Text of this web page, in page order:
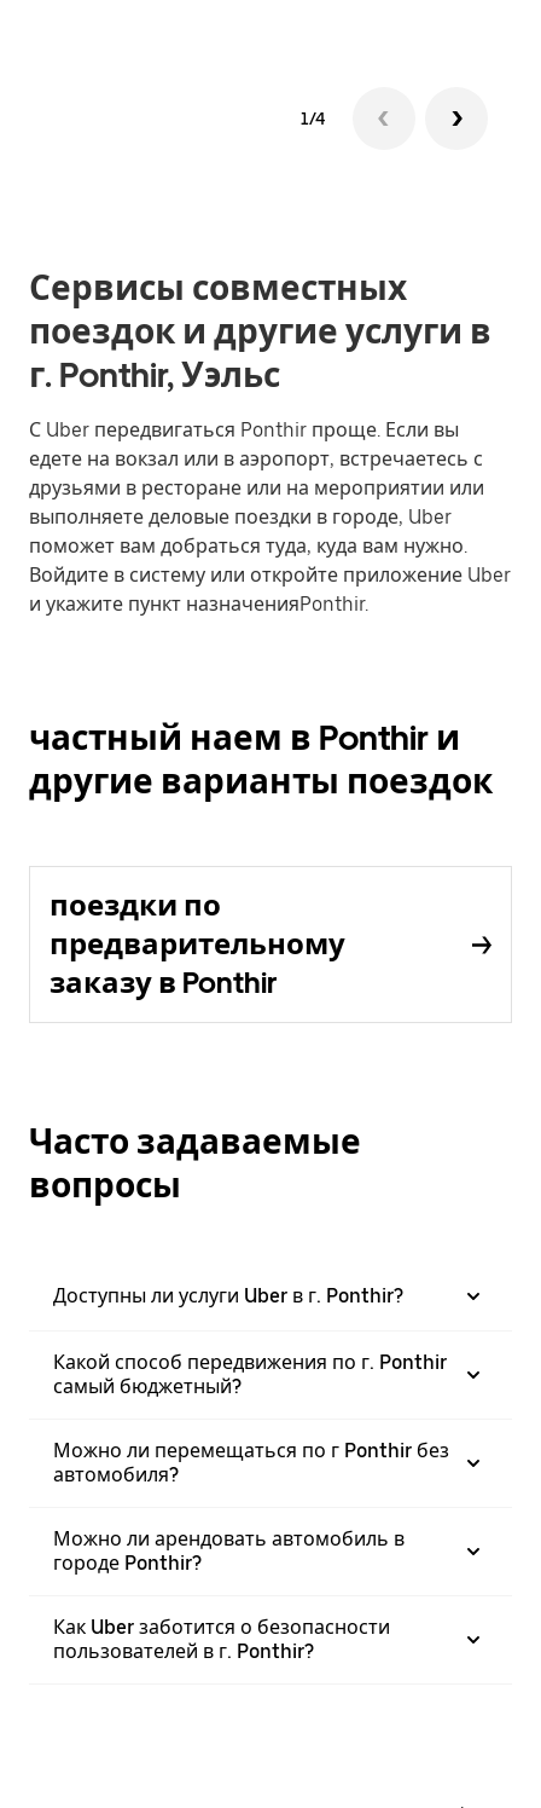
1/4
Сервисы совместных
поездок и другие услуги в
г. Ponthir, Уэльс
С Uber передвигаться Ponthir проще. Если вы
едете на вокзал или в аэропорт, встречаетесь с
друзьями в ресторане или на мероприятии или
выполняете деловые поездки в городе, Uber
поможет вам добраться туда, куда вам нужно.
Войдите в систему или откройте приложение Uber
и укажите пункт назначенияPonthir.
частный наем в Ponthir и
другие варианты поездок
поездки по
предварительному
заказу в Ponthir
Часто задаваемые
вопросы
Доступны ли услуги Uber в г. Ponthir?
Какой способ передвижения по г. Ponthir
самый бюджетный?
Можно ли перемещаться по г Ponthir без
автомобиля?
Можно ли арендовать автомобиль в
городе Ponthir?
Как Uber заботится о безопасности
пользователей в г. Ponthir?